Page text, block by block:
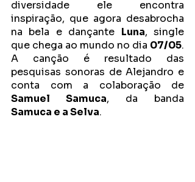
diversidade ele encontra
inspiração, que agora desabrocha
na bela e dançante Luna, single
que chega ao mundo no dia 07/05.
A canção é resultado das
pesquisas sonoras de Alejandro e
Samuel Samuca
Samuca e a Selva.